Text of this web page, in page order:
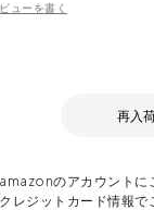
ューを書く
再入
amazonのアカウントに
クレジットカード情報で